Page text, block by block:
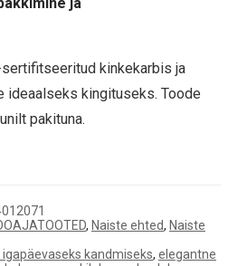
kinkekarbis ja
ideaalseks kingituseks. Toode
pakituna.
, Naiste ehted, Naiste
kandmiseks, elegantne